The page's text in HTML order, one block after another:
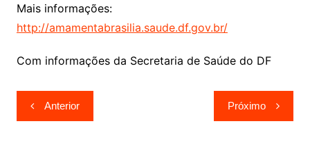
Mais informações:
http://amamentabrasilia.saude.df.gov.br/
Com informações da Secretaria de Saúde do DF
Navegação
de
Anterior Próximo